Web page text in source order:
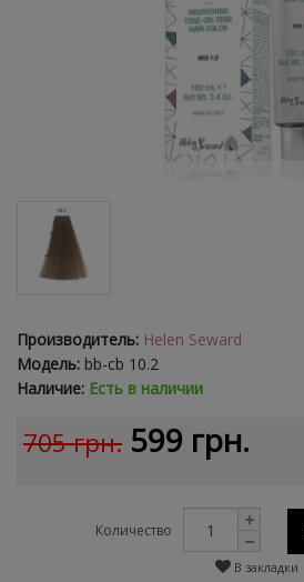
Производитель: Helen Seward
Модель: bb-cb 10.2
Наличие: Есть в наличии
705 грн. 599 грн.
Количество
В закладки